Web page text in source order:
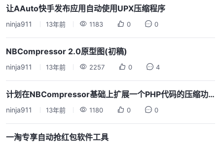
让AAuto快手发布应用自动使用UPX压缩程序
ninja911 13年前 1183 0 0
NBCompressor 2.0原型图(初稿)
ninja911 13年前 2257 0 4
计划在NBCompressor基础上扩展一个PHP代码的压缩功能
ninja911 13年前 1180 0 0
一淘专享自动抢红包软件工具